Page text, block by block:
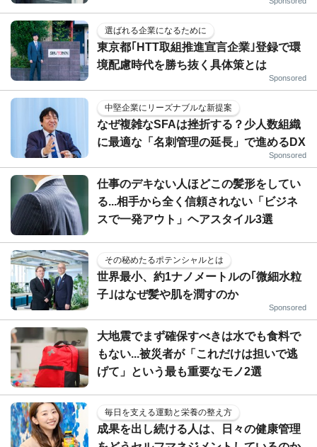
選ばれる企業になるために
東京都｢HTT取組推進宣言企業｣登録で環
境配慮時代を勝ち抜く具体策とは
Sponsored
中堅企業にリーズナブルな新提案
なぜ複雑なSFAは挫折する？少人数組織
に最適な「名刺管理の延長」で進めるDX
Sponsored
仕事のデキない人ほどこの髪形をしてい
る...相手から全く信頼されない「ビジネ
スで一発アウト」ヘアスタイル3選
その秘めたるポテンシャルとは
世界最小、約1ナノメートルの｢微細水粒
子｣はなぜ髪や肌を潤すのか
Sponsored
大地震でまず確保すべきは水でも食料で
もない...被災者が「これだけは担いで逃
げて」という最も重要なモノ2選
毎日を支える運動と栄養の整え方
成果を出し続ける人は、日々の健康管理